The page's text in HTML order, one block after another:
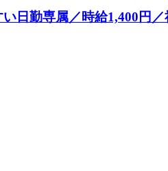
日勤専属／時給1,400円